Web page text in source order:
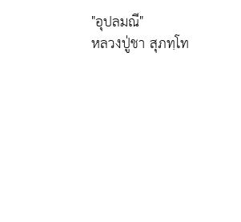
"อุปลมณี"
หลวงปู่ชา สุภทฺโท